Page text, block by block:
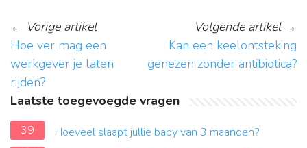
← Vorige artikel
Hoe ver mag een
werkgever je laten
rijden?
Volgende artikel→
Kan een keelontsteking
genezen zonder antibiotica?
Laatste toegevoegde vragen
39
Hoeveel slaapt jullie baby van 3 maanden?